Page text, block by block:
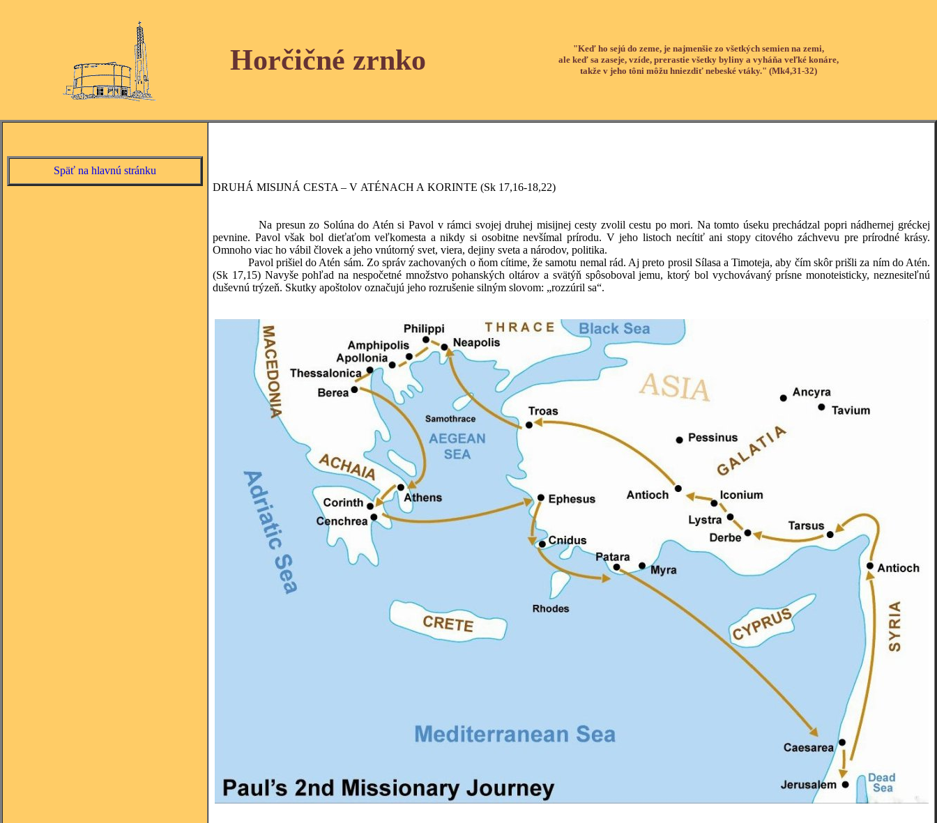
Horčičné zrnko
"Keď ho sejú do zeme, je najmenšie zo všetkých semien na zemi,
ale keď sa zaseje, vzíde, prerastie všetky byliny a vyháňa veľké konáre,
takže v jeho tôni môžu hniezdiť nebeské vtáky." (Mk4,31-32)
Späť na hlavnú stránku
DRUHÁ MISIJNÁ CESTA – V ATÉNACH A KORINTE (Sk 17,16-18,22)
Na presun zo Solúna do Atén si Pavol v rámci svojej druhej misijnej cesty zvolil cestu po mori. Na tomto úseku prechádzal popri nádhernej gréckej
pevnine. Pavol však bol dieťaťom veľkomesta a nikdy si osobitne nevšímal prírodu. V jeho listoch necítiť ani stopy citového záchvevu pre prírodné krásy.
Omnoho viac ho vábil človek a jeho vnútorný svet, viera, dejiny sveta a národov, politika.
Pavol prišiel do Atén sám. Zo správ zachovaných o ňom cítime, že samotu nemal rád. Aj preto prosil Sílasa a Timoteja, aby čím skôr prišli za ním do Atén.
(Sk 17,15) Navyše pohľad na nespočetné množstvo pohanských oltárov a svätýň spôsoboval jemu, ktorý bol vychovávaný prísne monoteisticky, neznesiteľnú
duševnú trýzeň. Skutky apoštolov označujú jeho rozrušenie silným slovom: „rozzúril sa“.